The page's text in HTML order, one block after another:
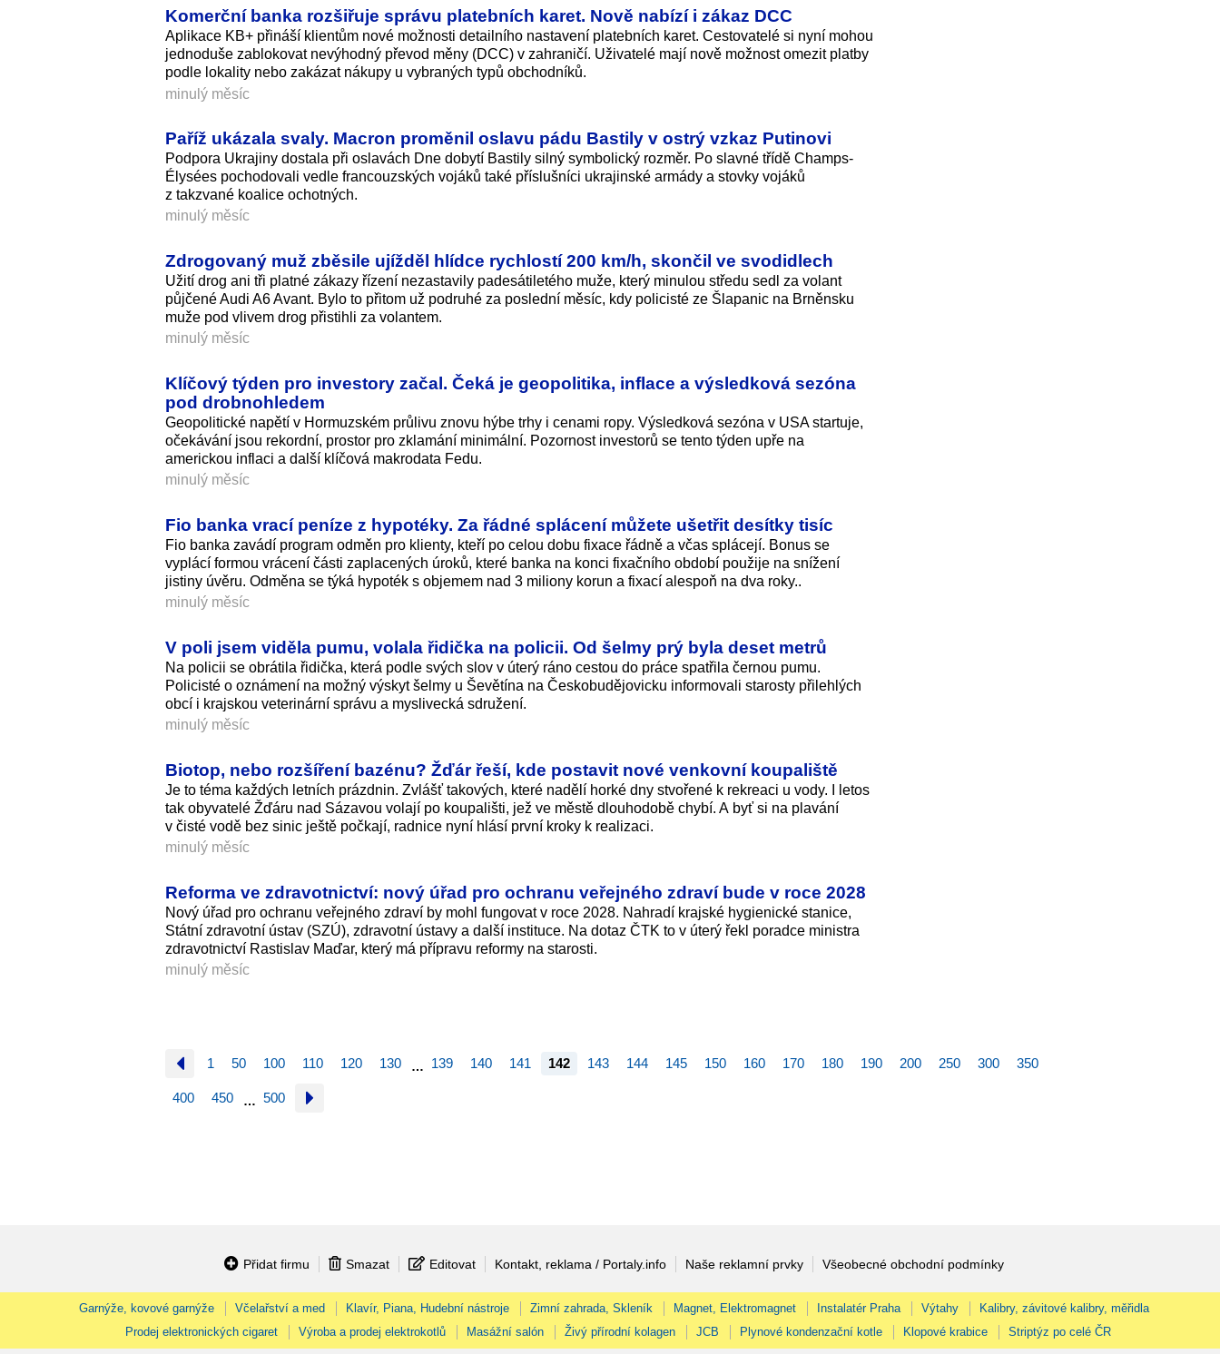
Komerční banka rozšiřuje správu platebních karet. Nově nabízí i zákaz DCC
Aplikace KB+ přináší klientům nové možnosti detailního nastavení platebních karet. Cestovatelé si nyní mohou
jednoduše zablokovat nevýhodný převod měny (DCC) v zahraničí. Uživatelé mají nově možnost omezit platby
podle lokality nebo zakázat nákupy u vybraných typů obchodníků.
minulý měsíc
Paříž ukázala svaly. Macron proměnil oslavu pádu Bastily v ostrý vzkaz Putinovi
Podpora Ukrajiny dostala při oslavách Dne dobytí Bastily silný symbolický rozměr. Po slavné třídě Champs-
Élysées pochodovali vedle francouzských vojáků také příslušníci ukrajinské armády a stovky vojáků
z takzvané koalice ochotných.
minulý měsíc
Zdrogovaný muž zběsile ujížděl hlídce rychlostí 200 km/h, skončil ve svodidlech
Užití drog ani tři platné zákazy řízení nezastavily padesátiletého muže, který minulou středu sedl za volant
půjčené Audi A6 Avant. Bylo to přitom už podruhé za poslední měsíc, kdy policisté ze Šlapanic na Brněnsku
muže pod vlivem drog přistihli za volantem.
minulý měsíc
Klíčový týden pro investory začal. Čeká je geopolitika, inflace a výsledková sezóna
pod drobnohledem
Geopolitické napětí v Hormuzském průlivu znovu hýbe trhy i cenami ropy. Výsledková sezóna v USA startuje,
očekávání jsou rekordní, prostor pro zklamání minimální. Pozornost investorů se tento týden upře na
americkou inflaci a další klíčová makrodata Fedu.
minulý měsíc
Fio banka vrací peníze z hypotéky. Za řádné splácení můžete ušetřit desítky tisíc
Fio banka zavádí program odměn pro klienty, kteří po celou dobu fixace řádně a včas splácejí. Bonus se
vyplácí formou vrácení části zaplacených úroků, které banka na konci fixačního období použije na snížení
jistiny úvěru. Odměna se týká hypoték s objemem nad 3 miliony korun a fixací alespoň na dva roky..
minulý měsíc
V poli jsem viděla pumu, volala řidička na policii. Od šelmy prý byla deset metrů
Na policii se obrátila řidička, která podle svých slov v úterý ráno cestou do práce spatřila černou pumu.
Policisté o oznámení na možný výskyt šelmy u Ševětína na Českobudějovicku informovali starosty přilehlých
obcí i krajskou veterinární správu a myslivecká sdružení.
minulý měsíc
Biotop, nebo rozšíření bazénu? Žďár řeší, kde postavit nové venkovní koupaliště
Je to téma každých letních prázdnin. Zvlášť takových, které nadělí horké dny stvořené k rekreaci u vody. I letos
tak obyvatelé Žďáru nad Sázavou volají po koupališti, jež ve městě dlouhodobě chybí. A byť si na plavání
v čisté vodě bez sinic ještě počkají, radnice nyní hlásí první kroky k realizaci.
minulý měsíc
Reforma ve zdravotnictví: nový úřad pro ochranu veřejného zdraví bude v roce 2028
Nový úřad pro ochranu veřejného zdraví by mohl fungovat v roce 2028. Nahradí krajské hygienické stanice,
Státní zdravotní ústav (SZÚ), zdravotní ústavy a další instituce. Na dotaz ČTK to v úterý řekl poradce ministra
zdravotnictví Rastislav Maďar, který má přípravu reformy na starosti.
minulý měsíc
1 50 100 110 120 130 … 139 140 141 142 143 144 145 150 160 170 180 190 200 250 300 350
400 450 … 500
Přidat firmu Smazat Editovat Kontakt, reklama / Portaly.info Naše reklamní prvky Všeobecné obchodní podmínky
Garnýže, kovové garnýže Včelařství a med Klavír, Piana, Hudební nástroje Zimní zahrada, Skleník Magnet, Elektromagnet Instalatér Praha Výtahy
Kalibry, závitové kalibry, měřidla
Prodej elektronických cigaret
Výroba a prodej elektrokotlů Masážní salón Živý přírodní kolagen JCB Plynové kondenzační kotle Klopové krabice Striptýz po celé ČR